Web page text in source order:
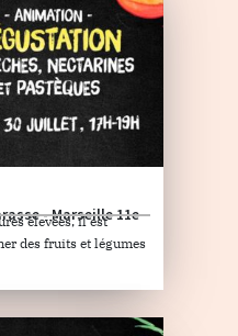
- Marseille 11e
élevées, il est
des fruits et légumes